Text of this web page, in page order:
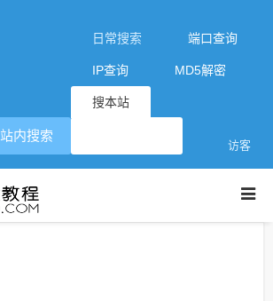
日常搜索 端口查询
IP查询 MD5解密
搜本站
访客
站内搜索